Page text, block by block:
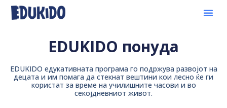
EDUKIDO понуда
EDUKIDO едукативната програма го подржува развојот на
децата и им помага да стекнат вештини кои лесно ќе ги
користат за време на училишните часови и во
секојдневниот живот.